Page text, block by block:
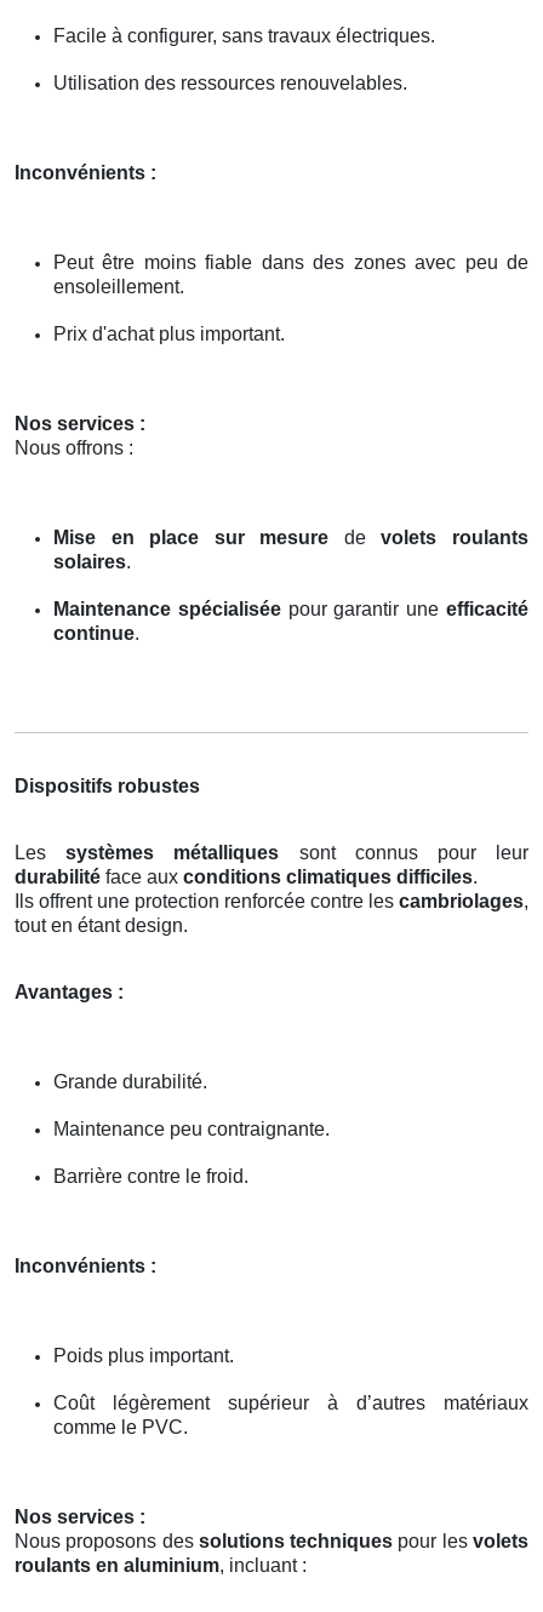
Facile à configurer, sans travaux électriques.
Utilisation des ressources renouvelables.
Inconvénients :
Peut être moins fiable dans des zones avec peu de
ensoleillement.
Prix d'achat plus important.
Nos services :
Nous offrons :
Mise en place sur mesure devolets roulants
solaires.
Maintenance spécialiséepour garantir uneefficacité
continue.
Dispositifs robustes
Lessystèmes métalliques sont connus pour leur
durabilité face aux conditions climatiques difficiles.
Ils offrent une protection renforcée contre les cambriolages,
tout en étant design.
Avantages :
Grande durabilité.
Maintenance peu contraignante.
Barrière contre le froid.
Inconvénients :
Poids plus important.
Coût légèrement supérieur à d’autres matériaux
comme le PVC.
Nos services :
Nous proposons des solutions techniques pour lesvolets
roulants en aluminium, incluant :